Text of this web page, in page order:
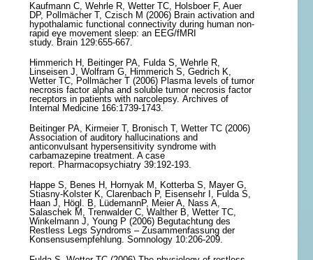
Kaufmann C, Wehrle R, Wetter TC, Holsboer F, Auer
DP, Pollmächer T, Czisch M (2006) Brain activation and
hypothalamic functional connectivity during human non-
rapid eye movement sleep: an EEG/fMRI
study. Brain 129:655-667.
Himmerich H, Beitinger PA, Fulda S, Wehrle R,
Linseisen J, Wolfram G, Himmerich S, Gedrich K,
Wetter TC, Pollmächer T (2006) Plasma levels of tumor
necrosis factor alpha and soluble tumor necrosis factor
receptors in patients with narcolepsy. Archives of
Internal Medicine 166:1739-1743.
Beitinger PA, Kirmeier T, Bronisch T, Wetter TC (2006)
Association of auditory hallucinations and
anticonvulsant hypersensitivity syndrome with
carbamazepine treatment. A case
report. Pharmacopsychiatry 39:192-193.
Happe S, Benes H, Hornyak M, Kotterba S, Mayer G,
Stiasny-Kolster K, Clarenbach P, Eisensehr I, Fulda S,
Haan J, Högl. B, LüdemannP, Meier A, Nass A,
Salaschek M, Trenwalder C, Walther B, Wetter TC,
Winkelmann J, Young P (2006) Begutachtung des
Restless Legs Syndroms – Zusammenfassung der
Konsensusempfehlung. Somnology 10:206-209.